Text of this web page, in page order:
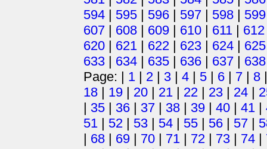
594 | 595 | 596 | 597 | 598 | 599
607 | 608 | 609 | 610 | 611 | 612
620 | 621 | 622 | 623 | 624 | 625
633 | 634 | 635 | 636 | 637 | 638
Page: | 1 | 2 | 3 | 4 | 5 | 6 | 7 | 8
18 | 19 | 20 | 21 | 22 | 23 | 24 |
| 35 | 36 | 37 | 38 | 39 | 40 | 41 |
51 | 52 | 53 | 54 | 55 | 56 | 57 |
| 68 | 69 | 70 | 71 | 72 | 73 | 74 |